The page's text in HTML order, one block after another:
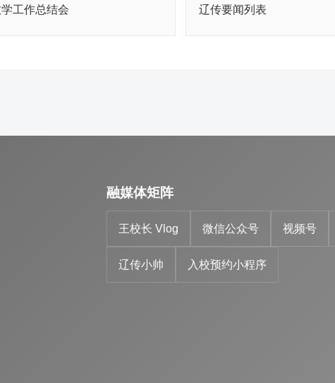
工作总结会 辽传要闻列表
融媒体矩阵
王校长 Vlog 微信公众号 视频号
辽传小帅 入校预约小程序